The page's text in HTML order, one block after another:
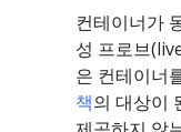
컨테이너가
성 프로브
은 컨테이너
책의 대상이